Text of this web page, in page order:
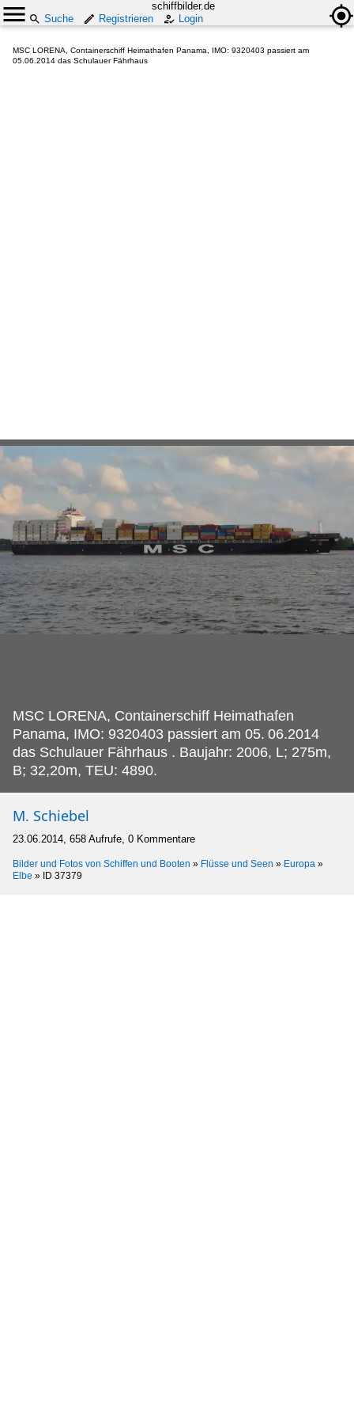
schiffbilder.de
Suche
Registrieren Login
MSC LORENA, Containerschiff Heimathafen Panama, IMO: 9320403 passiert am
05.06.2014 das Schulauer Fährhaus
MSC LORENA, Containerschiff Heimathafen
Panama, IMO: 9320403 passiert am 05. 06.2014
das Schulauer Fährhaus . Baujahr: 2006, L; 275m,
B; 32,20m, TEU: 4890.
M. Schiebel
23.06.2014, 658 Aufrufe, 0 Kommentare
Bilder und Fotos von Schiffen und Booten » Flüsse und Seen » Europa »
Elbe » ID 37379